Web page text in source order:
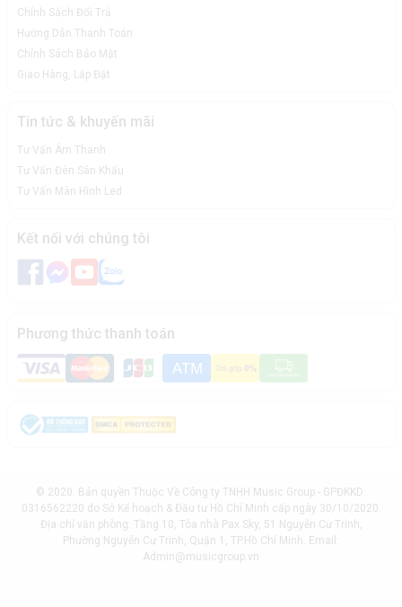
Chính Sách Đổi Trả
Hướng Dẫn Thanh Toán
Chính Sách Bảo Mật
Giao Hàng, Lắp Đặt
Tin tức & khuyến mãi
Tư Vấn Âm Thanh
Tư Vấn Đèn Sân Khấu
Tư Vấn Màn Hình Led
Kết nối với chúng tôi
Phương thức thanh toán
© 2020. Bản quyền Thuộc Về Công ty TNHH Music Group - GPĐKKD:
0316562220 do Sở Kế hoạch & Đầu tư Hồ Chí Minh cấp ngày 30/10/2020.
Địa chỉ văn phòng: Tầng 10, Tòa nhà Pax Sky, 51 Nguyễn Cư Trinh,
Phường Nguyễn Cư Trinh, Quận 1, TP.Hồ Chí Minh. Email:
Admin@musicgroup.vn